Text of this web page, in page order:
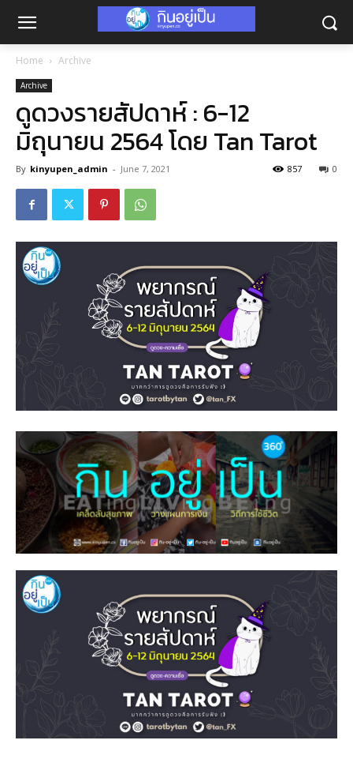
Home Archive
Archive
ดูดวงรายสัปดาห์ : 6-12
มิถุนายน 2564 โดย Tan Tarot
By kinyupen_admin - June 7, 2021 0
857